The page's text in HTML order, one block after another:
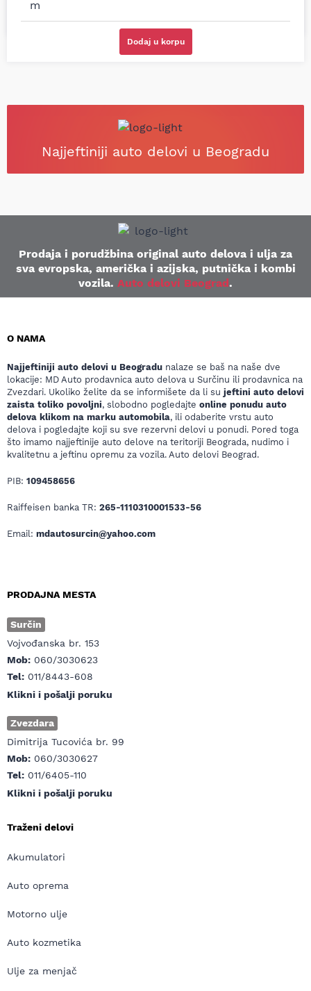
Dodaj u korpu
Najjeftiniji auto delovi u Beogradu
Prodaja i porudžbina original auto delova i ulja za
sva evropska, američka i azijska, putnička i kombi
vozila. Auto delovi Beograd.
O NAMA
Najjeftiniji auto delovi u Beogradu nalaze se baš na naše dve
lokacije: MD Auto prodavnica auto delova u Surčinu ili prodavnica na
Zvezdari. Ukoliko želite da se informišete da li su jeftini auto delovi
zaista toliko povoljni, slobodno pogledajte online ponudu auto
delova klikom na marku automobila, ili odaberite vrstu auto
delova i pogledajte koji su sve rezervni delovi u ponudi. Pored toga
što imamo najjeftinije auto delove na teritoriji Beograda, nudimo i
kvalitetnu a jeftinu opremu za vozila. Auto delovi Beograd.
PIB: 109458656
Raiffeisen banka TR: 265-1110310001533-56
Email: mdautosurcin@yahoo.com
PRODAJNA MESTA
Surčin
Vojvođanska br. 153
Mob: 060/3030623
Tel: 011/8443-608
Klikni i pošalji poruku
Zvezdara
Dimitrija Tucovića br. 99
Mob: 060/3030627
Tel: 011/6405-110
Klikni i pošalji poruku
Traženi delovi
Akumulatori
Auto oprema
Motorno ulje
Auto kozmetika
Ulje za menjač